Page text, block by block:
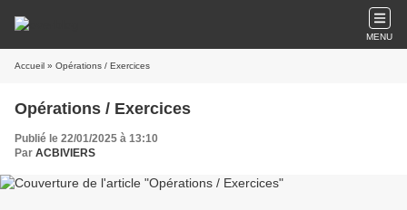
MENU
Accueil » Opérations / Exercices
Opérations / Exercices
Publié le 22/01/2025 à 13:10
Par ACBIVIERS